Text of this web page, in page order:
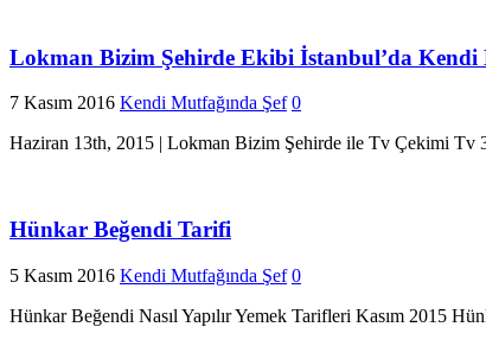
Lokman Bizim Şehirde Ekibi İstanbul’da
7 Kasım 2016 Kendi Mutfağında Şef 0
Haziran 13th, 2015 | Lokman Bizim Şehirde ile Tv Çekimi Tv
Hünkar Beğendi Tarifi
5 Kasım 2016 Kendi Mutfağında Şef 0
Hünkar Beğendi Nasıl Yapılır Yemek Tarifleri Kasım 2015